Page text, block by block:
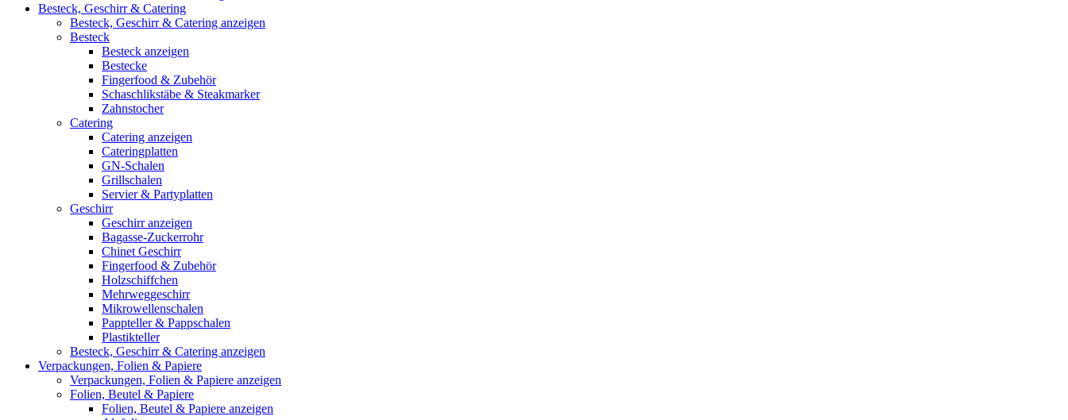
Besteck, Geschirr & Catering
Besteck, Geschirr & Catering anzeigen
Besteck
Besteck anzeigen
Bestecke
Fingerfood & Zubehör
Schaschlikstäbe & Steakmarker
Zahnstocher
Catering
Catering anzeigen
Cateringplatten
GN-Schalen
Grillschalen
Servier & Partyplatten
Geschirr
Geschirr anzeigen
Bagasse-Zuckerrohr
Chinet Geschirr
Fingerfood & Zubehör
Holzschiffchen
Mehrweggeschirr
Mikrowellenschalen
Pappteller & Pappschalen
Plastikteller
Besteck, Geschirr & Catering anzeigen
Verpackungen, Folien & Papiere
Verpackungen, Folien & Papiere anzeigen
Folien, Beutel & Papiere
Folien, Beutel & Papiere anzeigen